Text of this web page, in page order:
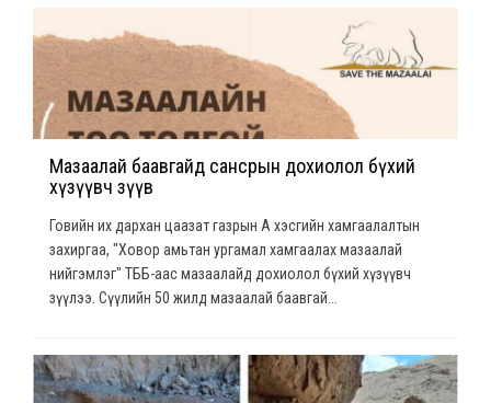
Мазаалай баавгайд сансрын дохиолол бүхий
хүзүүвч зүүв
Говийн их дархан цаазат газрын А хэсгийн хамгаалалтын
захиргаа, "Ховор амьтан ургамал хамгаалах мазаалай
нийгэмлэг" ТББ-аас мазаалайд дохиолол бүхий хүзүүвч
зүүлээ. Сүүлийн 50 жилд мазаалай баавгай...